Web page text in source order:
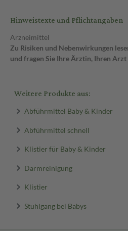
Hinweistexte und Pflichtangaben
Arzneimittel
Zu Risiken und Nebenwirkungen
und fragen Sie Ihre Ärztin, Ihren
Weitere Produkte aus:
Abführmittel Baby & Kinder
Abführmittel schnell
Klistier für Baby & Kinder
Darmreinigung
Klistier
Stuhlgang bei Babys